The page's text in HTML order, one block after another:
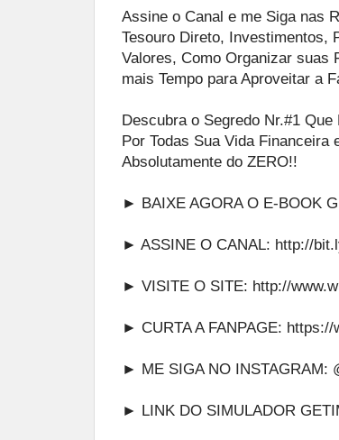
Assine o Canal e me Siga nas
Tesouro Direto, Investimentos,
Valores, Como Organizar suas
mais Tempo para Aproveitar a
Descubra o Segredo Nr.#1
Por Todas Sua Vida Financeira
Absolutamente do ZERO!!
► BAIXE AGORA O E-BOOK
► ASSINE O CANAL: http://
► VISITE O SITE: http://
► CURTA A FANPAGE: https://
► ME SIGA NO INSTAGRAM:
► LINK DO SIMULADOR